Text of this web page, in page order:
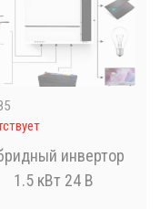
инвертор
1.5 кВт 24 В